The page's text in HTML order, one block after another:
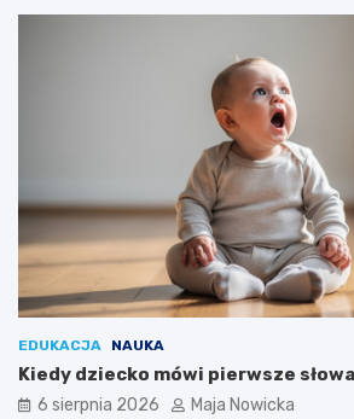
EDUKACJA NAUKA
Kiedy dziecko mówi pierwsze
6 sierpnia 2026 Maja Nowicka